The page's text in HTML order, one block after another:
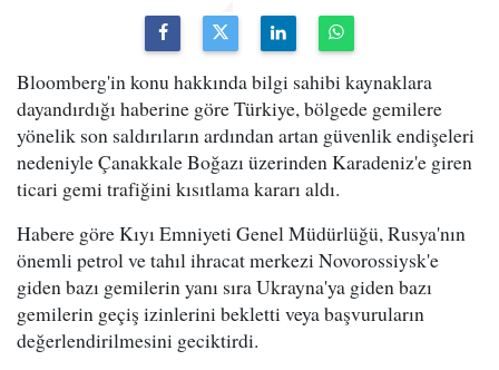
Bloomberg'in konu hakkında bilgi sahibi kaynaklara
dayandırdığı haberine göre Türkiye, bölgede gemilere
yönelik son saldırıların ardından artan güvenlik endişeleri
nedeniyle Çanakkale Boğazı üzerinden Karadeniz'e giren
ticari gemi trafiğini kısıtlama kararı aldı.
Habere göre Kıyı Emniyeti Genel Müdürlüğü, Rusya'nın
önemli petrol ve tahıl ihracat merkezi Novorossiysk'e
giden bazı gemilerin yanı sıra Ukrayna'ya giden bazı
gemilerin geçiş izinlerini bekletti veya başvuruların
değerlendirilmesini geciktirdi.